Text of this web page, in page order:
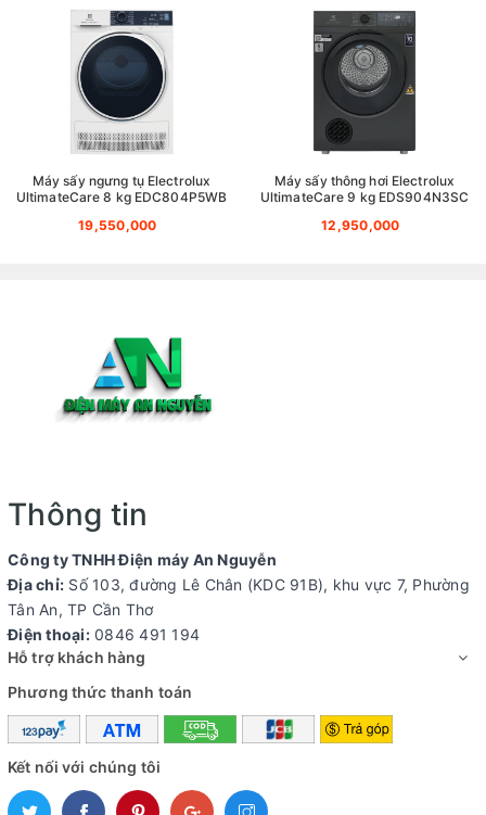
Máy sấy ngưng tụ Electrolux
UltimateCare 8 kg EDC804P5WB
19,550,000
Máy sấy thông hơi Electrolux
UltimateCare 9 kg EDS904N3SC
12,950,000
Thông tin
Công ty TNHH Điện máy An Nguyễn
Địa chỉ: Số 103, đường Lê Chân (KDC 91B), khu vực 7, Phường
Tân An, TP Cần Thơ
Điện thoại:0846 491 194
Hỗ trợ khách hàng
Phương thức thanh toán
Kết nối với chúng tôi